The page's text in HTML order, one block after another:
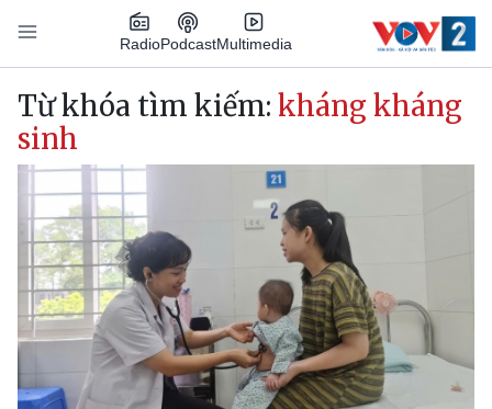
Nhảy đến nội dung
RadioPodcastMultimedia
Main navigation
Từ khóa tìm kiếm: kháng kháng
sinh